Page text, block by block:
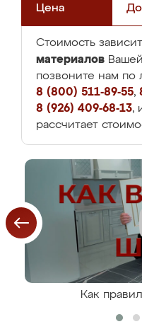
Цена
Стоимость
материалов
позвоните нам
8 (800) 511-89-55,
8 (926) 409-68-13,
рассчитает
Как